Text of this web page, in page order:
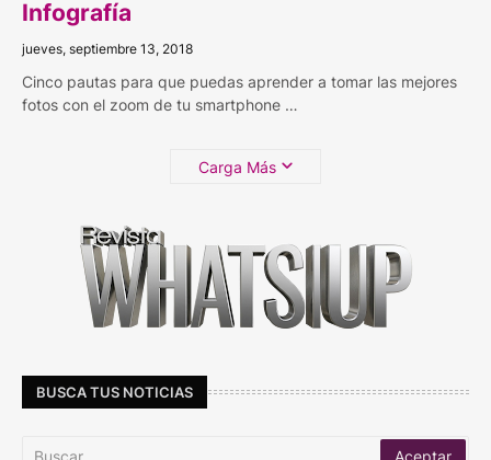
Infografía
jueves, septiembre 13, 2018
Cinco pautas para que puedas aprender a tomar las mejores
fotos con el zoom de tu smartphone …
Carga Más
BUSCA TUS NOTICIAS